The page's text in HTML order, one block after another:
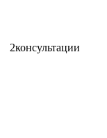
2консультации